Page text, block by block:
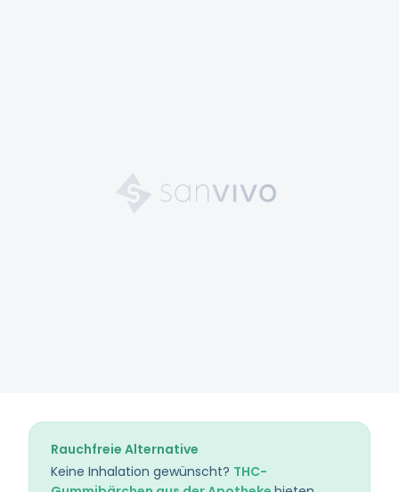
Rauchfreie Alternative
Keine Inhalation gewünscht? THC-